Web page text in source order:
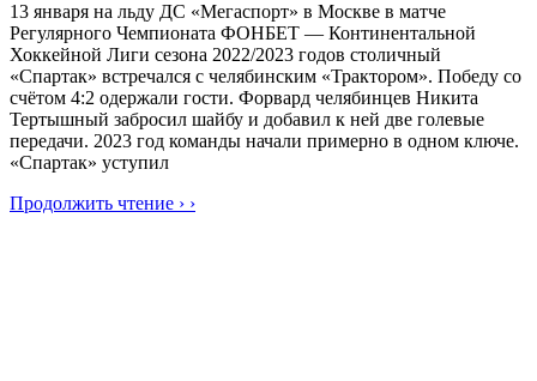
13 января на льду ДС «Мегаспорт» в Москве в матче
Регулярного Чемпионата ФОНБЕТ — Континентальной
Хоккейной Лиги сезона 2022/2023 годов столичный
«Спартак» встречался с челябинским «Трактором». Победу со
счётом 4:2 одержали гости. Форвард челябинцев Никита
Тертышный забросил шайбу и добавил к ней две голевые
передачи. 2023 год команды начали примерно в одном ключе.
«Спартак» уступил
Продолжить чтение › ›